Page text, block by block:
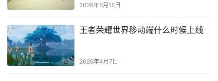
2026年6月15日
王者荣耀世界移动端什么时候上线
2026年4月7日